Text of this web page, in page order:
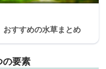
おすすめの水草まとめ
の要素